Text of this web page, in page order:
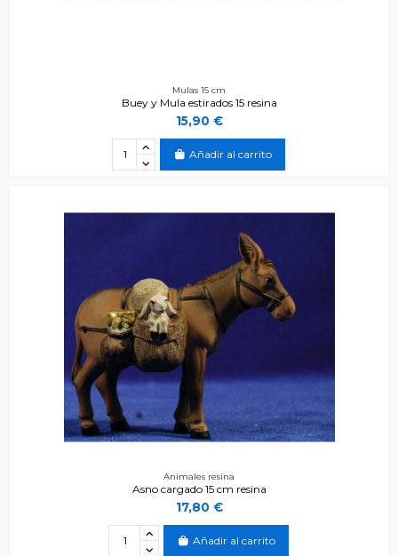
Mulas 15 cm
Buey y Mula estirados 15 resina
15,90 €
Añadir al carrito
Animales resina
Asno cargado 15 cm resina
17,80 €
Añadir al carrito